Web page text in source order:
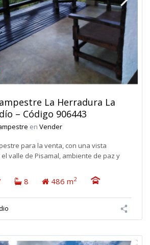
La Herradura La
– Código 906443
en Vender
para la venta, con una vista
valle de Pisamal, ambiente de paz y
8 486 m2